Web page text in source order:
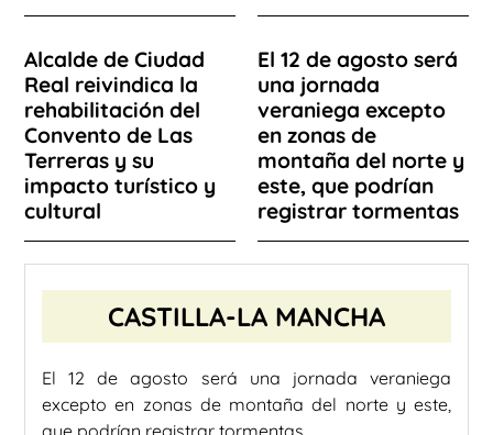
Alcalde de Ciudad
Real reivindica la
rehabilitación del
Convento de Las
Terreras y su
impacto turístico y
cultural
El 12 de agosto será
una jornada
veraniega excepto
en zonas de
montaña del norte y
este, que podrían
registrar tormentas
CASTILLA-LA MANCHA
El 12 de agosto será una jornada veraniega
excepto en zonas de montaña del norte y este,
que podrían registrar tormentas